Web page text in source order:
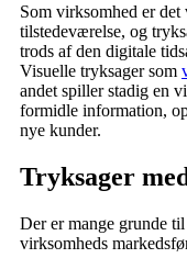
Som virksomhed er
tilstedeværelse, og
trods af den digitale
Visuelle tryksager som
andet spiller stadig en
formidle information,
nye kunder.
Tryksager
Der er mange grunde
virksomheds